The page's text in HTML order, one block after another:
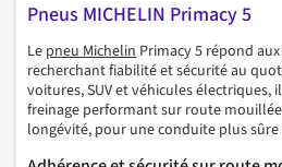
Pneus MICHELIN Primacy 5
Le pneu Michelin Primacy 5 répond
recherchant fiabilité et sécurité au
voitures, SUV et véhicules électriques,
freinage performant sur route
longévité, pour une conduite plus